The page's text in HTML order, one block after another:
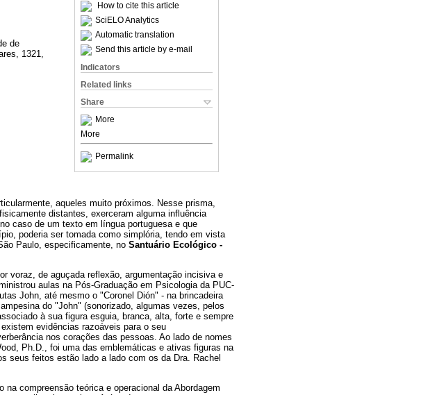
How to cite this article
SciELO Analytics
Automatic translation
Send this article by e-mail
Indicators
Related links
Share
More
More
Permalink
de
1321,
aqueles muito próximos. Nesse prisma,
distantes, exerceram alguma influência
caso de um texto em língua portuguesa e que
poderia ser tomada como simplória, tendo em vista
Paulo, especificamente, no Santuário Ecológico -
voraz, de aguçada reflexão, argumentação incisiva e
aulas na Pós-Graduação em Psicologia da PUC-
John, até mesmo o "Coronel Dión" - na brincadeira
do "John" (sonorizado, algumas vezes, pelos
à sua figura esguia, branca, alta, forte e sempre
evidências razoáveis para o seu
nos corações das pessoas. Ao lado de nomes
Ph.D., foi uma das emblemáticas e ativas figuras na
seus feitos estão lado a lado com os da Dra. Rachel
compreensão teórica e operacional da Abordagem